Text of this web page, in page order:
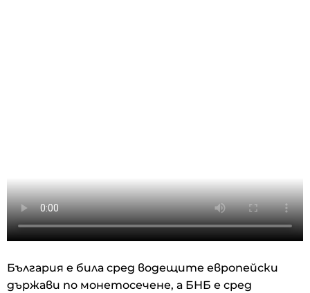
България е била сред водещите европейски
държави по монетосечене, а БНБ е сред